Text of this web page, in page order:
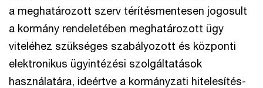
a meghatározott szerv térítésmentesen jogosult
a kormány rendeletében meghatározott ügy
viteléhez szükséges szabályozott és központi
elektronikus ügyintézési szolgáltatások
használatára, ideértve a kormányzati hitelesítés-